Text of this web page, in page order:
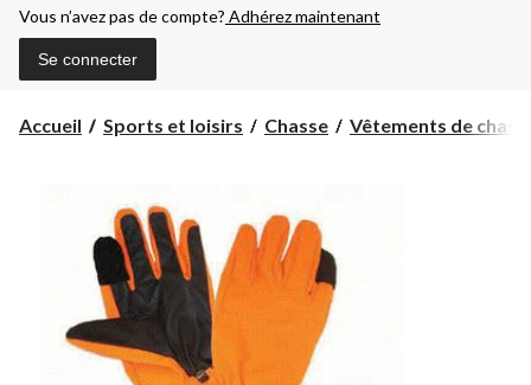
Vous n’avez pas de compte? Adhérez maintenant
Se connecter
Accueil Sports et loisirs Chasse Vêtements de